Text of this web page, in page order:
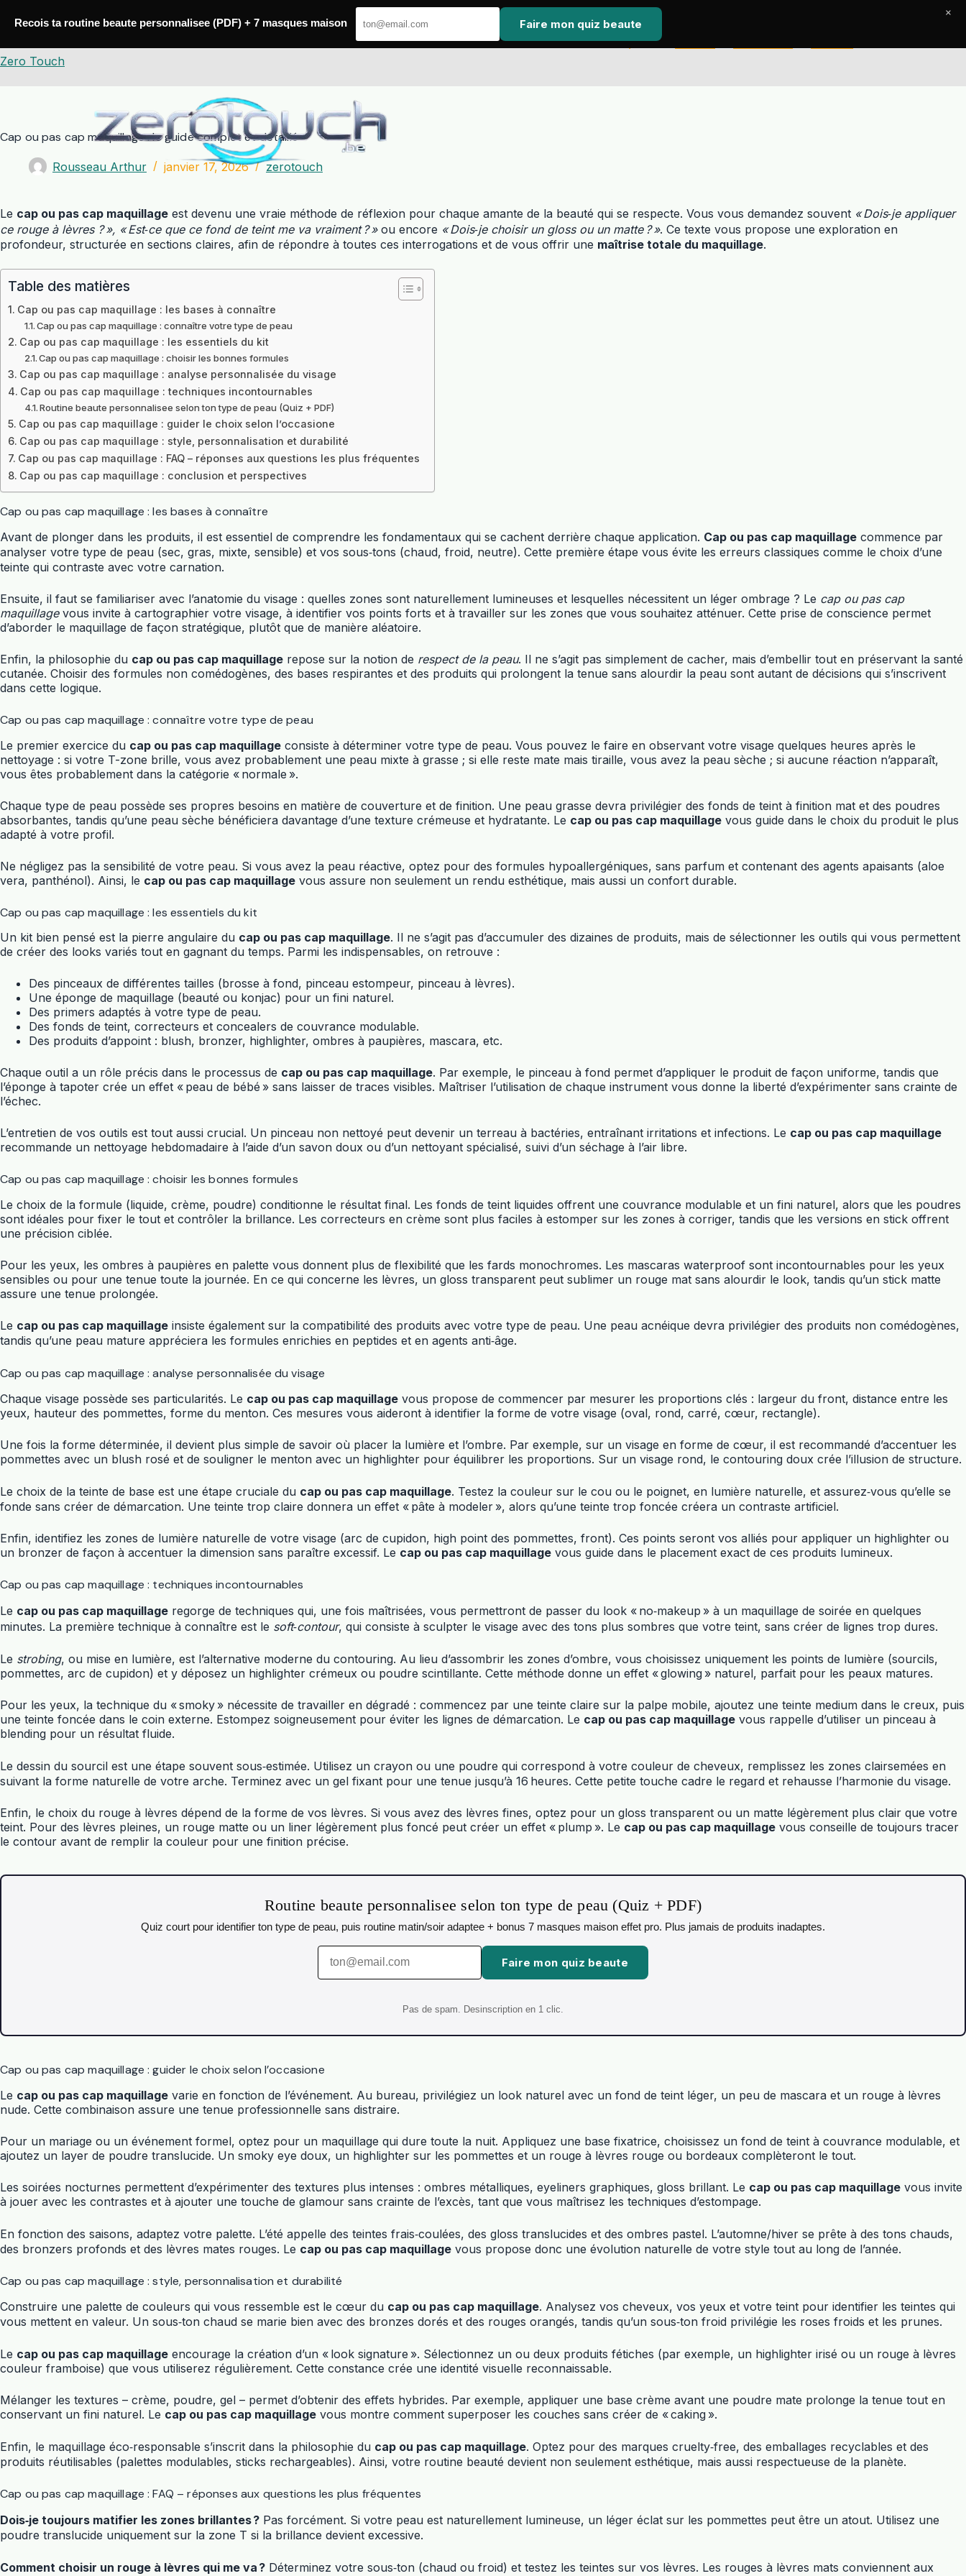
Zero Touch
Cap ou pas cap maquillage : le guide complet et détaillé
Rousseau Arthur janvier 17, 2026 zerotouch
Le cap ou pas cap maquillage est devenu une vraie méthode de réflexion pour chaque amante de la beauté qui se respecte. Vous vous demandez souvent « Dois‑je appliquer
ce rouge à lèvres ? », « Est‑ce que ce fond de teint me va vraiment ? »ou encore « Dois‑je choisir un gloss ou un matte ? ». Ce texte vous propose une exploration en
profondeur, structurée en sections claires, afin de répondre à toutes ces interrogations et de vous offrir une maîtrise totale du maquillage.
Table des matières
Cap ou pas cap maquillage : les bases à connaître
Cap ou pas cap maquillage : connaître votre type de peau
Cap ou pas cap maquillage : les essentiels du kit
Cap ou pas cap maquillage : choisir les bonnes formules
Cap ou pas cap maquillage : analyse personnalisée du visage
Cap ou pas cap maquillage : techniques incontournables
Routine beaute personnalisee selon ton type de peau (Quiz + PDF)
Cap ou pas cap maquillage : guider le choix selon l’occasione
Cap ou pas cap maquillage : style, personnalisation et durabilité
Cap ou pas cap maquillage : FAQ – réponses aux questions les plus fréquentes
Cap ou pas cap maquillage : conclusion et perspectives
Cap ou pas cap maquillage : les bases à connaître
Avant de plonger dans les produits, il est essentiel de comprendre les fondamentaux qui se cachent derrière chaque application. Cap ou pas cap maquillage commence par
analyser votre type de peau (sec, gras, mixte, sensible) et vos sous‑tons (chaud, froid, neutre). Cette première étape vous évite les erreurs classiques comme le choix d’une
teinte qui contraste avec votre carnation.
Ensuite, il faut se familiariser avec l’anatomie du visage : quelles zones sont naturellement lumineuses et lesquelles nécessitent un léger ombrage ? Le cap ou pas cap
maquillagevous invite à cartographier votre visage, à identifier vos points forts et à travailler sur les zones que vous souhaitez atténuer. Cette prise de conscience permet
d’aborder le maquillage de façon stratégique, plutôt que de manière aléatoire.
Enfin, la philosophie du cap ou pas cap maquillage repose sur la notion de respect de la peau. Il ne s’agit pas simplement de cacher, mais d’embellir tout en préservant la santé
cutanée. Choisir des formules non comédogènes, des bases respirantes et des produits qui prolongent la tenue sans alourdir la peau sont autant de décisions qui s’inscrivent
dans cette logique.
Cap ou pas cap maquillage : connaître votre type de peau
Le premier exercice du cap ou pas cap maquillage consiste à déterminer votre type de peau. Vous pouvez le faire en observant votre visage quelques heures après le
nettoyage : si votre T-zone brille, vous avez probablement une peau mixte à grasse ; si elle reste mate mais tiraille, vous avez la peau sèche ; si aucune réaction n’apparaît,
vous êtes probablement dans la catégorie « normale ».
Chaque type de peau possède ses propres besoins en matière de couverture et de finition. Une peau grasse devra privilégier des fonds de teint à finition mat et des poudres
absorbantes, tandis qu’une peau sèche bénéficiera davantage d’une texture crémeuse et hydratante. Le cap ou pas cap maquillage vous guide dans le choix du produit le plus
adapté à votre profil.
Ne négligez pas la sensibilité de votre peau. Si vous avez la peau réactive, optez pour des formules hypoallergéniques, sans parfum et contenant des agents apaisants (aloe
vera, panthénol). Ainsi, le cap ou pas cap maquillage vous assure non seulement un rendu esthétique, mais aussi un confort durable.
Cap ou pas cap maquillage : les essentiels du kit
Un kit bien pensé est la pierre angulaire du cap ou pas cap maquillage. Il ne s’agit pas d’accumuler des dizaines de produits, mais de sélectionner les outils qui vous permettent
de créer des looks variés tout en gagnant du temps. Parmi les indispensables, on retrouve :
Des pinceaux de différentes tailles (brosse à fond, pinceau estompeur, pinceau à lèvres).
Une éponge de maquillage (beauté ou konjac) pour un fini naturel.
Des primers adaptés à votre type de peau.
Des fonds de teint, correcteurs et concealers de couvrance modulable.
Des produits d’appoint : blush, bronzer, highlighter, ombres à paupières, mascara, etc.
Chaque outil a un rôle précis dans le processus de cap ou pas cap maquillage. Par exemple, le pinceau à fond permet d’appliquer le produit de façon uniforme, tandis que
l’éponge à tapoter crée un effet « peau de bébé » sans laisser de traces visibles. Maîtriser l’utilisation de chaque instrument vous donne la liberté d’expérimenter sans crainte de
l’échec.
L’entretien de vos outils est tout aussi crucial. Un pinceau non nettoyé peut devenir un terreau à bactéries, entraînant irritations et infections. Le cap ou pas cap maquillage
recommande un nettoyage hebdomadaire à l’aide d’un savon doux ou d’un nettoyant spécialisé, suivi d’un séchage à l’air libre.
Cap ou pas cap maquillage : choisir les bonnes formules
Le choix de la formule (liquide, crème, poudre) conditionne le résultat final. Les fonds de teint liquides offrent une couvrance modulable et un fini naturel, alors que les poudres
sont idéales pour fixer le tout et contrôler la brillance. Les correcteurs en crème sont plus faciles à estomper sur les zones à corriger, tandis que les versions en stick offrent
une précision ciblée.
Pour les yeux, les ombres à paupières en palette vous donnent plus de flexibilité que les fards monochromes. Les mascaras waterproof sont incontournables pour les yeux
sensibles ou pour une tenue toute la journée. En ce qui concerne les lèvres, un gloss transparent peut sublimer un rouge mat sans alourdir le look, tandis qu’un stick matte
assure une tenue prolongée.
Le cap ou pas cap maquillage insiste également sur la compatibilité des produits avec votre type de peau. Une peau acnéique devra privilégier des produits non comédogènes,
tandis qu’une peau mature appréciera les formules enrichies en peptides et en agents anti‑âge.
Cap ou pas cap maquillage : analyse personnalisée du visage
Chaque visage possède ses particularités. Le cap ou pas cap maquillage vous propose de commencer par mesurer les proportions clés : largeur du front, distance entre les
yeux, hauteur des pommettes, forme du menton. Ces mesures vous aideront à identifier la forme de votre visage (oval, rond, carré, cœur, rectangle).
Une fois la forme déterminée, il devient plus simple de savoir où placer la lumière et l’ombre. Par exemple, sur un visage en forme de cœur, il est recommandé d’accentuer les
pommettes avec un blush rosé et de souligner le menton avec un highlighter pour équilibrer les proportions. Sur un visage rond, le contouring doux crée l’illusion de structure.
Le choix de la teinte de base est une étape cruciale du cap ou pas cap maquillage. Testez la couleur sur le cou ou le poignet, en lumière naturelle, et assurez‑vous qu’elle se
fonde sans créer de démarcation. Une teinte trop claire donnera un effet « pâte à modeler », alors qu’une teinte trop foncée créera un contraste artificiel.
Enfin, identifiez les zones de lumière naturelle de votre visage (arc de cupidon, high point des pommettes, front). Ces points seront vos alliés pour appliquer un highlighter ou
un bronzer de façon à accentuer la dimension sans paraître excessif. Le cap ou pas cap maquillage vous guide dans le placement exact de ces produits lumineux.
Cap ou pas cap maquillage : techniques incontournables
Le cap ou pas cap maquillage regorge de techniques qui, une fois maîtrisées, vous permettront de passer du look « no‑makeup » à un maquillage de soirée en quelques
minutes. La première technique à connaître est le soft‑contour, qui consiste à sculpter le visage avec des tons plus sombres que votre teint, sans créer de lignes trop dures.
Le strobing, ou mise en lumière, est l’alternative moderne du contouring. Au lieu d’assombrir les zones d’ombre, vous choisissez uniquement les points de lumière (sourcils,
pommettes, arc de cupidon) et y déposez un highlighter crémeux ou poudre scintillante. Cette méthode donne un effet « glowing » naturel, parfait pour les peaux matures.
Pour les yeux, la technique du « smoky » nécessite de travailler en dégradé : commencez par une teinte claire sur la palpe mobile, ajoutez une teinte medium dans le creux, puis
une teinte foncée dans le coin externe. Estompez soigneusement pour éviter les lignes de démarcation. Le cap ou pas cap maquillage vous rappelle d’utiliser un pinceau à
blending pour un résultat fluide.
Le dessin du sourcil est une étape souvent sous‑estimée. Utilisez un crayon ou une poudre qui correspond à votre couleur de cheveux, remplissez les zones clairsemées en
suivant la forme naturelle de votre arche. Terminez avec un gel fixant pour une tenue jusqu’à 16 heures. Cette petite touche cadre le regard et rehausse l’harmonie du visage.
Enfin, le choix du rouge à lèvres dépend de la forme de vos lèvres. Si vous avez des lèvres fines, optez pour un gloss transparent ou un matte légèrement plus clair que votre
teint. Pour des lèvres pleines, un rouge matte ou un liner légèrement plus foncé peut créer un effet « plump ». Le cap ou pas cap maquillage vous conseille de toujours tracer
le contour avant de remplir la couleur pour une finition précise.
Routine beaute personnalisee selon ton type de peau (Quiz + PDF)
Quiz court pour identifier ton type de peau, puis routine matin/soir adaptee + bonus 7 masques maison effet pro. Plus jamais de produits inadaptes.
Faire mon quiz beaute
Pas de spam. Desinscription en 1 clic.
Cap ou pas cap maquillage : guider le choix selon l’occasione
Le cap ou pas cap maquillage varie en fonction de l’événement. Au bureau, privilégiez un look naturel avec un fond de teint léger, un peu de mascara et un rouge à lèvres
nude. Cette combinaison assure une tenue professionnelle sans distraire.
Pour un mariage ou un événement formel, optez pour un maquillage qui dure toute la nuit. Appliquez une base fixatrice, choisissez un fond de teint à couvrance modulable, et
ajoutez un layer de poudre translucide. Un smoky eye doux, un highlighter sur les pommettes et un rouge à lèvres rouge ou bordeaux complèteront le tout.
Les soirées nocturnes permettent d’expérimenter des textures plus intenses : ombres métalliques, eyeliners graphiques, gloss brillant. Le cap ou pas cap maquillage vous invite
à jouer avec les contrastes et à ajouter une touche de glamour sans crainte de l’excès, tant que vous maîtrisez les techniques d’estompage.
En fonction des saisons, adaptez votre palette. L’été appelle des teintes frais‑coulées, des gloss translucides et des ombres pastel. L’automne/hiver se prête à des tons chauds,
des bronzers profonds et des lèvres mates rouges. Le cap ou pas cap maquillage vous propose donc une évolution naturelle de votre style tout au long de l’année.
Cap ou pas cap maquillage : style, personnalisation et durabilité
Construire une palette de couleurs qui vous ressemble est le cœur du cap ou pas cap maquillage. Analysez vos cheveux, vos yeux et votre teint pour identifier les teintes qui
vous mettent en valeur. Un sous‑ton chaud se marie bien avec des bronzes dorés et des rouges orangés, tandis qu’un sous‑ton froid privilégie les roses froids et les prunes.
Le cap ou pas cap maquillage encourage la création d’un « look signature ». Sélectionnez un ou deux produits fétiches (par exemple, un highlighter irisé ou un rouge à lèvres
couleur framboise) que vous utiliserez régulièrement. Cette constance crée une identité visuelle reconnaissable.
Mélanger les textures – crème, poudre, gel – permet d’obtenir des effets hybrides. Par exemple, appliquer une base crème avant une poudre mate prolonge la tenue tout en
conservant un fini naturel. Le cap ou pas cap maquillage vous montre comment superposer les couches sans créer de « caking ».
Enfin, le maquillage éco‑responsable s’inscrit dans la philosophie du cap ou pas cap maquillage. Optez pour des marques cruelty‑free, des emballages recyclables et des
produits réutilisables (palettes modulables, sticks rechargeables). Ainsi, votre routine beauté devient non seulement esthétique, mais aussi respectueuse de la planète.
Cap ou pas cap maquillage : FAQ – réponses aux questions les plus fréquentes
Dois‑je toujours matifier les zones brillantes ? Pas forcément. Si votre peau est naturellement lumineuse, un léger éclat sur les pommettes peut être un atout. Utilisez une
poudre translucide uniquement sur la zone T si la brillance devient excessive.
Comment choisir un rouge à lèvres qui me va ? Déterminez votre sous‑ton (chaud ou froid) et testez les teintes sur vos lèvres. Les rouges à lèvres mats conviennent aux
Recois ta routine beaute personnalisee (PDF) + 7 masques maison Faire mon quiz beaute
×